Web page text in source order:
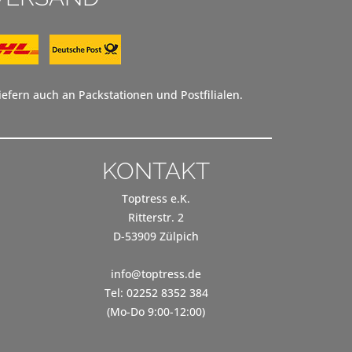
auch an Packstationen und Postfilialen.
KONTAKT
Toptress e.K.
Ritterstr. 2
D-53909 Zülpich
info@toptress.de
Tel: 02252 8352 384
(Mo-Do 9:00-12:00)